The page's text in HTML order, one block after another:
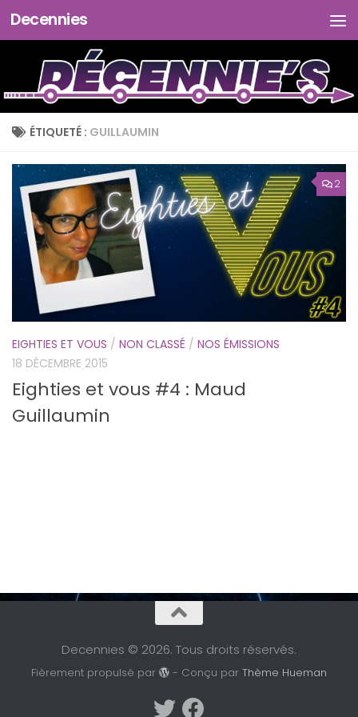
Skip to content
Decennies
ÉTIQUETÉ : GUILLAUMIN
2
EIGHTIES ET VOUS / NON CLASSÉ / NOS ÉMISSIONS
18 DÉCEMBRE 2015
Eighties et vous #4 : Maud
Guillaumin
Decennies © 2026. Tous droits réservés.
Fièrement propulsé par - Conçu parThème Hueman